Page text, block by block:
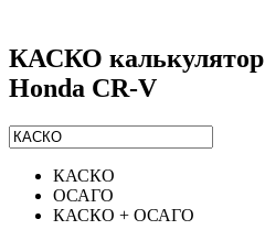
КАСКО калькулятор
Honda CR-V
КАСКО
ОСАГО
КАСКО + ОСАГО